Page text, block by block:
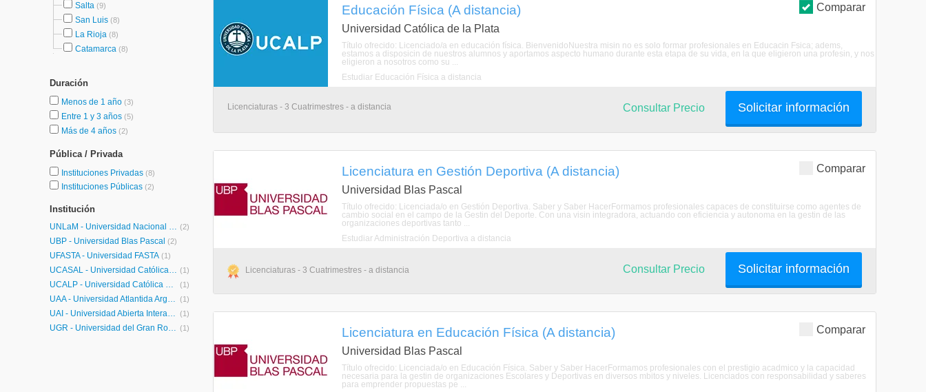
Salta (9)
San Luis (8)
La Rioja (8)
Catamarca (8)
Duración
Menos de 1 año (3)
Entre 1 y 3 años (5)
Más de 4 años (2)
Pública / Privada
Instituciones Privadas (8)
Instituciones Públicas (2)
Institución
UNLaM - Universidad Nacional de La Matanza (2)
UBP - Universidad Blas Pascal (2)
UFASTA - Universidad FASTA (1)
UCASAL - Universidad Católica de Salta (1)
UCALP - Universidad Católica de la Plata (1)
UAA - Universidad Atlantida Argentina (1)
UAI - Universidad Abierta Interamericana (1)
UGR - Universidad del Gran Rosario (1)
Comparar
Educación Física (A distancia)
Universidad Católica de la Plata
Título ofrecido: Licenciado/a en educación física. BienvenidoNuestra misin no es solo formar profesionales en Educacin Fsica; adems,
estamos a disposicin de nuestros alumnos y aportamos aspecto humano durante esta etapa de su vida, en la que eligieron una profesin, y nos
eligieron a nosotros como su ...
Estudiar Educación Física a distancia
Licenciaturas - 3 Cuatrimestres - a distancia Solicitar información
Consultar Precio
Comparar
Licenciatura en Gestión Deportiva (A distancia)
Universidad Blas Pascal
Título ofrecido: Licenciada/o en Gestión Deportiva. Saber y Saber HacerFormamos profesionales capaces de constituirse como agentes de
cambio social en el campo de la Gestin del Deporte. Con una visin integradora, actuando con eficiencia y autonoma en la gestin de las
organizaciones deportivas tanto ...
Estudiar Administración Deportiva a distancia
Licenciaturas - 3 Cuatrimestres - a distancia Solicitar información
Consultar Precio
Comparar
Licenciatura en Educación Física (A distancia)
Universidad Blas Pascal
Título ofrecido: Licenciada/o en Educación Física. Saber y Saber HacerFormamos profesionales con el prestigio acadmico y la capacidad
necesaria para la gestin de organizaciones Escolares y Deportivas en diversos mbitos y niveles. Licenciados con responsabilidad y saberes
para emprender propuestas pe ...